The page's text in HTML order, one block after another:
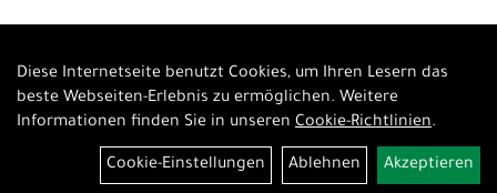
Diese Internetseite benutzt Cookies, um Ihren Lesern das
beste Webseiten-Erlebnis zu ermöglichen. Weitere
Informationen finden Sie in unseren Cookie-Richtlinien.
Cookie-Einstellungen Ablehnen Akzeptieren
Auftrag widerrufen